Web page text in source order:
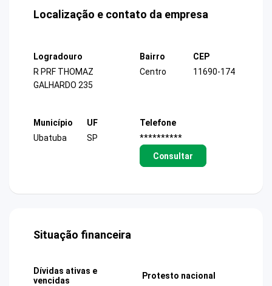
Localização e contato da empresa
Logradouro
R PRF THOMAZ
GALHARDO 235
Bairro
Centro
CEP
11690-174
Município
Ubatuba
UF
SP
Telefone
**********
Consultar
Situação financeira
Dívidas ativas e
vencidas
Protesto nacional